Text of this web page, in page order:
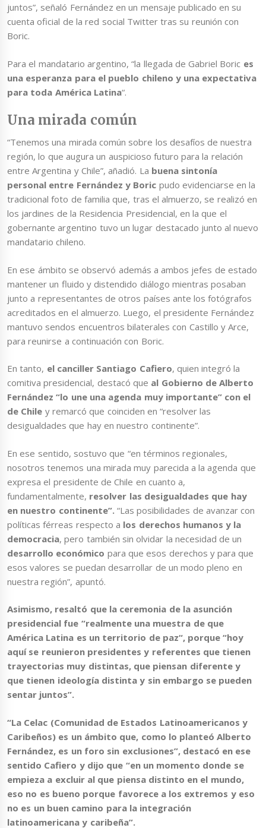
juntos”, señaló Fernández en un mensaje publicado en su
cuenta oficial de la red social Twitter tras su reunión con
Boric.
Para el mandatario argentino, “la llegada de Gabriel Boric es
una esperanza para el pueblo chileno y una expectativa
para toda América Latina“.
Una mirada común
“Tenemos una mirada común sobre los desafíos de nuestra
región, lo que augura un auspicioso futuro para la relación
entre Argentina y Chile”, añadió. La buena sintonía
personal entre Fernández y Boric pudo evidenciarse en la
tradicional foto de familia que, tras el almuerzo, se realizó en
los jardines de la Residencia Presidencial, en la que el
gobernante argentino tuvo un lugar destacado junto al nuevo
mandatario chileno.
En ese ámbito se observó además a ambos jefes de estado
mantener un fluido y distendido diálogo mientras posaban
junto a representantes de otros países ante los fotógrafos
acreditados en el almuerzo. Luego, el presidente Fernández
mantuvo sendos encuentros bilaterales con Castillo y Arce,
para reunirse a continuación con Boric.
En tanto, el canciller Santiago Cafiero, quien integró la
comitiva presidencial, destacó que al Gobierno de Alberto
Fernández “lo une una agenda muy importante” con el
de Chile y remarcó que coinciden en “resolver las
desigualdades que hay en nuestro continente”.
En ese sentido, sostuvo que “en términos regionales,
nosotros tenemos una mirada muy parecida a la agenda que
expresa el presidente de Chile en cuanto a,
fundamentalmente, resolver las desigualdades que hay
en nuestro continente”. “Las posibilidades de avanzar con
políticas férreas respecto a los derechos humanos y la
democracia, pero también sin olvidar la necesidad de un
desarrollo económico para que esos derechos y para que
esos valores se puedan desarrollar de un modo pleno en
nuestra región”, apuntó.
Asimismo, resaltó que la ceremonia de la asunción
presidencial fue “realmente una muestra de que
América Latina es un territorio de paz“, porque “hoy
aquí se reunieron presidentes y referentes que tienen
trayectorias muy distintas, que piensan diferente y
que tienen ideología distinta y sin embargo se pueden
sentar juntos”.
“La Celac (Comunidad de Estados Latinoamericanos y
Caribeños) es un ámbito que, como lo planteó Alberto
Fernández, es un foro sin exclusiones”, destacó en ese
sentido Cafiero y dijo que “en un momento donde se
empieza a excluir al que piensa distinto en el mundo,
eso no es bueno porque favorece a los extremos y eso
no es un buen camino para la integración
latinoamericana y caribeña”.